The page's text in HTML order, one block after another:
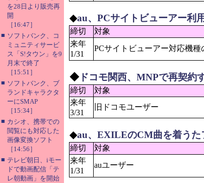
を28日より販売再
開
［16:47］
■ ソフトバンク、コ
ミュニティサービ
ス「S!タウン」を9
月末で終了
［15:51］
■ ソフトバンク、ブ
ランドキャラクタ
ーにSMAP
［15:34］
■ カシオ、携帯での
閲覧にも対応した
画像変換ソフト
［14:56］
■ テレビ朝日、iモー
ドで動画配信「テ
レ朝動画」を開始
◆au、PCサイトビューアー利
締切 対象
来年
1/31
PCサイトビューアー対応機種
◆ドコモ関西、MNPで再契約
締切 対象
来年
3/31
旧ドコモユーザー
◆au、EXILEのCM曲を着うた
締切 対象
来年
1/31
auユーザー